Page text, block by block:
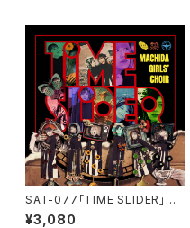
SAT-077「TIME SLIDER」ま
ちだガールズ・クワイア
¥3,080